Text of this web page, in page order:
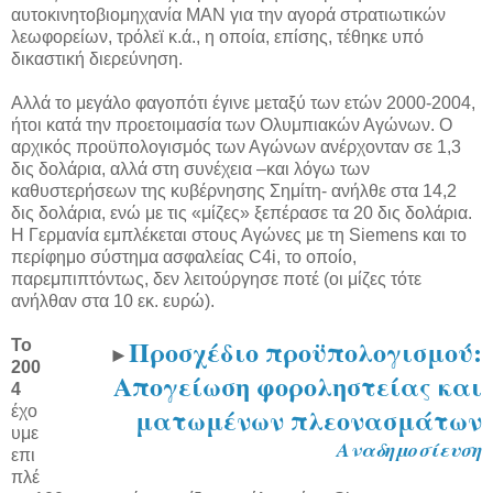
αυτοκινητοβιομηχανία MAN για την αγορά στρατιωτικών
λεωφορείων, τρόλεϊ κ.ά., η οποία, επίσης, τέθηκε υπό
δικαστική διερεύνηση.
Αλλά το μεγάλο φαγοπότι έγινε μεταξύ των ετών 2000-2004,
ήτοι κατά την προετοιμασία των Ολυμπιακών Αγώνων. Ο
αρχικός προϋπολογισμός των Αγώνων ανέρχονταν σε 1,3
δις δολάρια, αλλά στη συνέχεια –και λόγω των
καθυστερήσεων της κυβέρνησης Σημίτη- ανήλθε στα 14,2
δις δολάρια, ενώ με τις «μίζες» ξεπέρασε τα 20 δις δολάρια.
Η Γερμανία εμπλέκεται στους Αγώνες με τη Siemens και το
περίφημο σύστημα ασφαλείας C4i, το οποίο,
παρεμπιπτόντως, δεν λειτούργησε ποτέ (οι μίζες τότε
ανήλθαν στα 10 εκ. ευρώ).
►Προσχέδιο προϋπολογισμού:
Απογείωση φοροληστείας και
ματωμένων πλεονασμάτων
Αναδημοσίευση
Το
200
4
έχο
υμε
επι
πλέ